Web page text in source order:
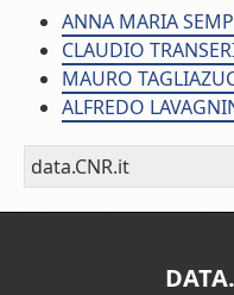
ANNA MARIA
CLAUDIO
MAURO
ALFREDO
data.CNR.it